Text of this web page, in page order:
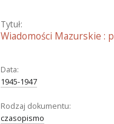
Tytuł:
Wiadomości Mazurskie :
Data:
1945-1947
Rodzaj dokumentu:
czasopismo